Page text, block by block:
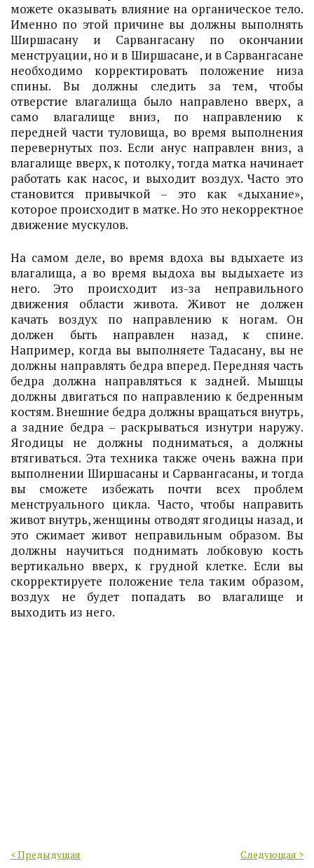
можете оказывать влияние на органическое тело.
Именно по этой причине вы должны выполнять
Ширшасану и Сарвангасану по окончании
менструации, но и в Ширшасане, и в Сарвангасане
необходимо корректировать положение низа
спины. Вы должны следить за тем, чтобы
отверстие влагалища было направлено вверх, а
само влагалище вниз, по направлению к
передней части туловища, во время выполнения
перевернутых поз. Если анус направлен вниз, а
влагалище вверх, к потолку, тогда матка начинает
работать как насос, и выходит воздух. Часто это
становится привычкой – это как «дыхание»,
которое происходит в матке. Но это некорректное
движение мускулов.
На самом деле, во время вдоха вы вдыхаете из
влагалища, а во время выдоха вы выдыхаете из
него. Это происходит из-за неправильного
движения области живота. Живот не должен
качать воздух по направлению к ногам. Он
должен быть направлен назад, к спине.
Например, когда вы выполняете Тадасану, вы не
должны направлять бедра вперед. Передняя часть
бедра должна направляться к задней. Мышцы
должны двигаться по направлению к бедренным
костям. Внешние бедра должны вращаться внутрь,
а задние бедра – раскрываться изнутри наружу.
Ягодицы не должны подниматься, а должны
втягиваться. Эта техника также очень важна при
выполнении Ширшасаны и Сарвангасаны, и тогда
вы сможете избежать почти всех проблем
менструального цикла. Часто, чтобы направить
живот внутрь, женщины отводят ягодицы назад, и
это сжимает живот неправильным образом. Вы
должны научиться поднимать лобковую кость
вертикально вверх, к грудной клетке. Если вы
скорректируете положение тела таким образом,
воздух не будет попадать во влагалище и
выходить из него.
< Предыдущая Следующая >